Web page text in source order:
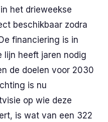
het drieweekse
beschikbaar zodra
financiering is in
lijn heeft jaren nodig
de doelen voor 2030
is nu
op wie deze
is wat van een 322